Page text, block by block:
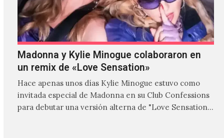
Madonna y Kylie Minogue colaboraron en
un remix de «Love Sensation»
Hace apenas unos días Kylie Minogue estuvo como
invitada especial de Madonna en su Club Confessions
para debutar una versión alterna de "Love Sensation",